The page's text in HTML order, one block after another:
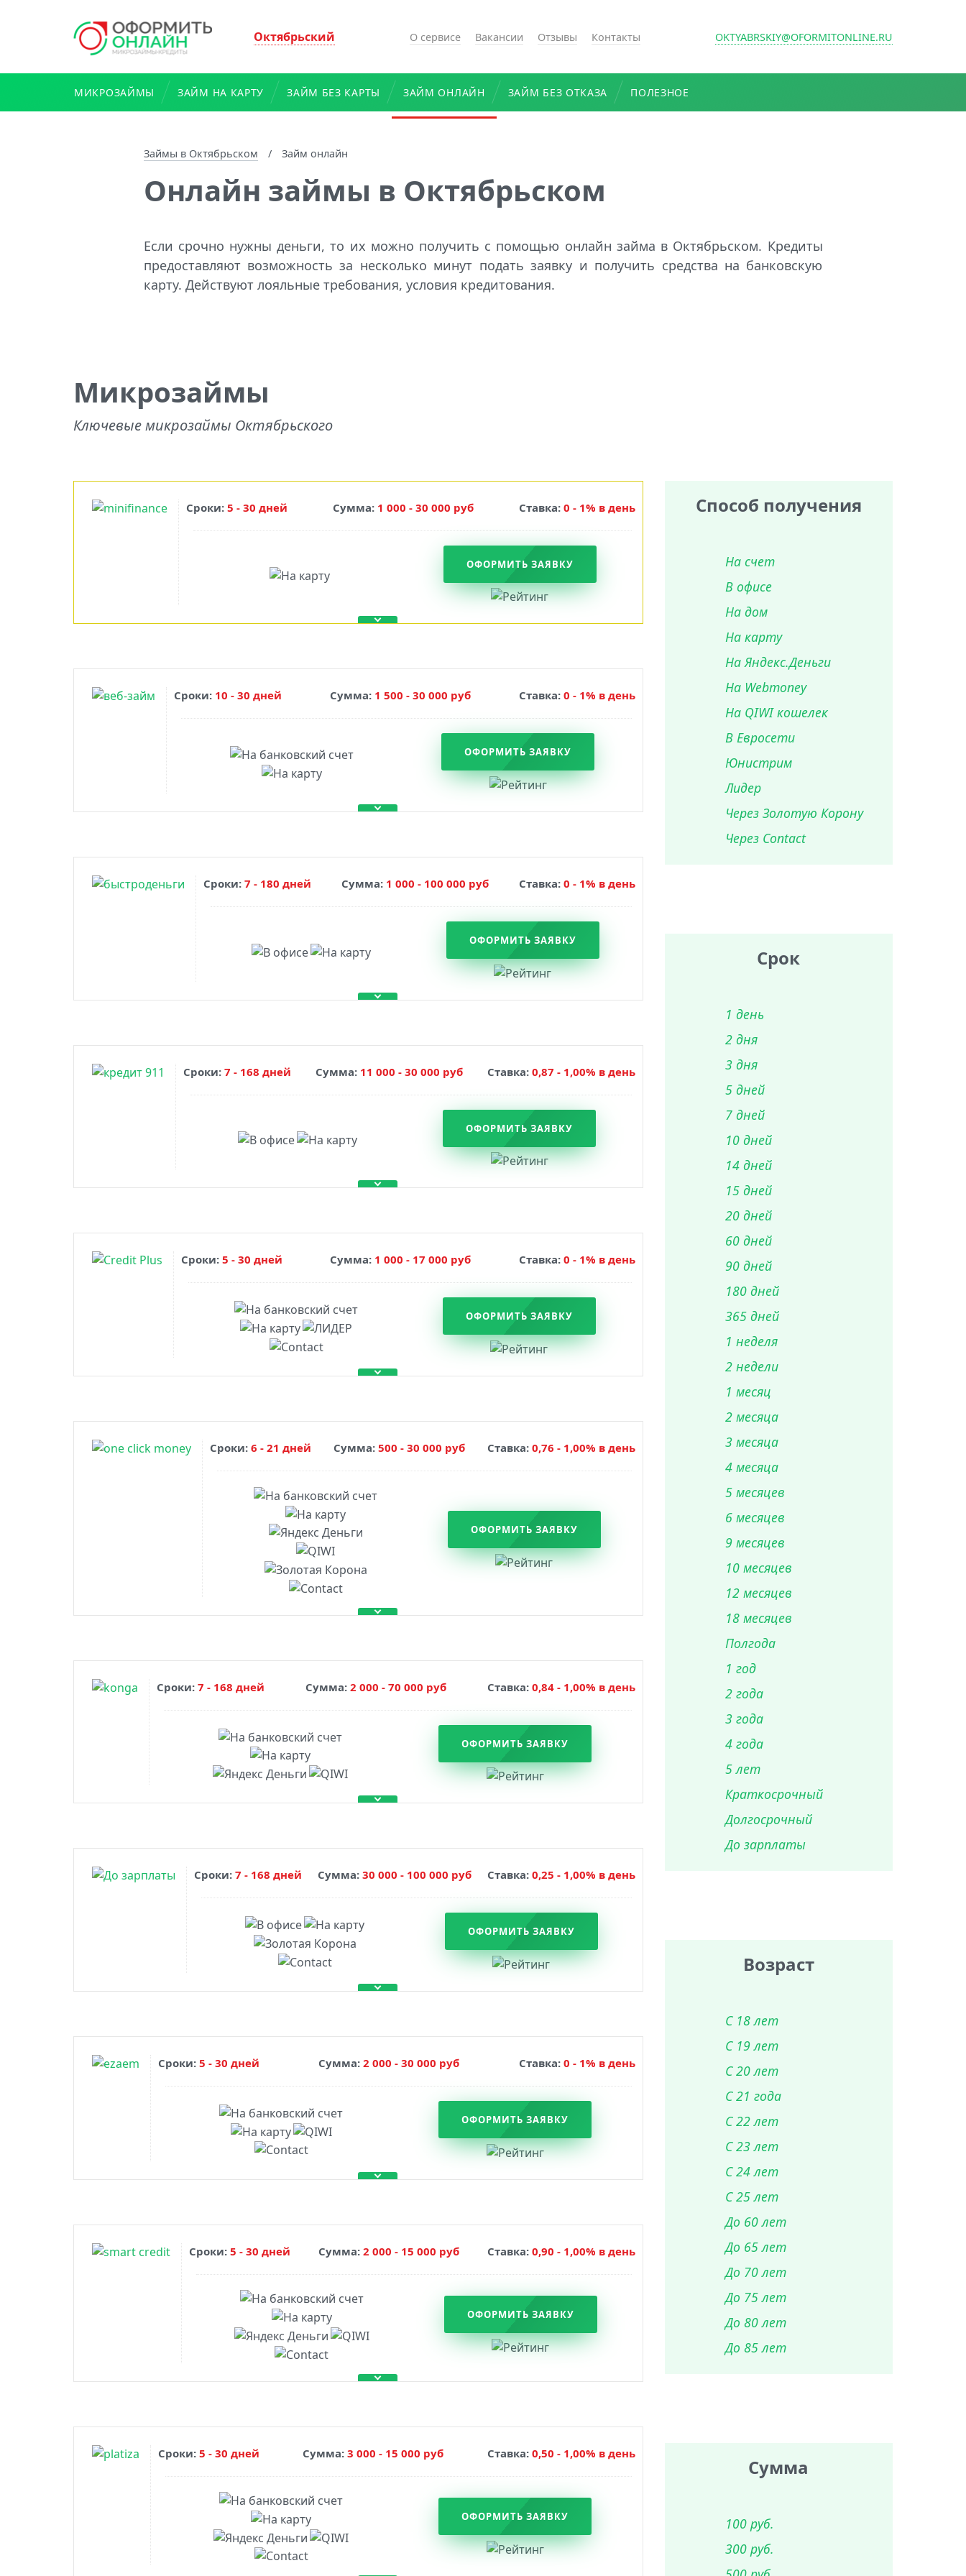
Октябрьский О сервисе Вакансии Отзывы Контакты OKTYABRSKIY@OFORMITONLINE.RU
МИКРОЗАЙМЫ ЗАЙМ НА КАРТУ ЗАЙМ БЕЗ КАРТЫ ЗАЙМ ОНЛАЙН ЗАЙМ БЕЗ ОТКАЗА ПОЛЕЗНОЕ
Займы в Октябрьском / Займ онлайн
Онлайн займы в Октябрьском
Если срочно нужны деньги, то их можно получить с помощью онлайн займа в Октябрьском. Кредиты
предоставляют возможность за несколько минут подать заявку и получить средства на банковскую
карту. Действуют лояльные требования, условия кредитования.
Микрозаймы
Ключевые микрозаймы Октябрьского
Сроки: 5 - 30 дней Сумма: 1 000 - 30 000 руб Ставка: 0 - 1% в день
ОФОРМИТЬ ЗАЯВКУ
Сроки: 10 - 30 дней Сумма: 1 500 - 30 000 руб Ставка: 0 - 1% в день
ОФОРМИТЬ ЗАЯВКУ
Сроки: 7 - 180 дней Сумма: 1 000 - 100 000 руб Ставка: 0 - 1% в день
ОФОРМИТЬ ЗАЯВКУ
Сроки: 7 - 168 дней Сумма: 11 000 - 30 000 руб Ставка: 0,87 - 1,00% в день
ОФОРМИТЬ ЗАЯВКУ
Сроки: 5 - 30 дней Сумма: 1 000 - 17 000 руб Ставка: 0 - 1% в день
ОФОРМИТЬ ЗАЯВКУ
Сроки: 6 - 21 дней Сумма: 500 - 30 000 руб Ставка: 0,76 - 1,00% в день
ОФОРМИТЬ ЗАЯВКУ
Сроки: 7 - 168 дней Сумма: 2 000 - 70 000 руб Ставка: 0,84 - 1,00% в день
ОФОРМИТЬ ЗАЯВКУ
Сроки: 7 - 168 дней Сумма: 30 000 - 100 000 руб Ставка: 0,25 - 1,00% в день
ОФОРМИТЬ ЗАЯВКУ
Сроки: 5 - 30 дней Сумма:2 000 - 30 000 руб Ставка: 0 - 1% в день
ОФОРМИТЬ ЗАЯВКУ
Сроки: 5 - 30 дней Сумма: 2 000 - 15 000 руб Ставка: 0,90 - 1,00% в день
ОФОРМИТЬ ЗАЯВКУ
Сроки: 5 - 30 дней Сумма:3 000 - 15 000 руб Ставка: 0,50 - 1,00% в день
ОФОРМИТЬ ЗАЯВКУ
Способ получения
На счет
В офисе
На дом
На карту
На Яндекс.Деньги
На Webmoney
На QIWI кошелек
В Евросети
Юнистрим
Лидер
Через Золотую Корону
Через Contact
Срок
1 день
2 дня
3 дня
5 дней
7 дней
10 дней
14 дней
15 дней
20 дней
60 дней
90 дней
180 дней
365 дней
1 неделя
2 недели
1 месяц
2 месяца
3 месяца
4 месяца
5 месяцев
6 месяцев
9 месяцев
10 месяцев
12 месяцев
18 месяцев
Полгода
1 год
2 года
3 года
4 года
5 лет
Краткосрочный
Долгосрочный
До зарплаты
Возраст
С 18 лет
С 19 лет
С 20 лет
С 21 года
С 22 лет
С 23 лет
С 24 лет
С 25 лет
До 60 лет
До 65 лет
До 70 лет
До 75 лет
До 80 лет
До 85 лет
Сумма
100 руб.
300 руб.